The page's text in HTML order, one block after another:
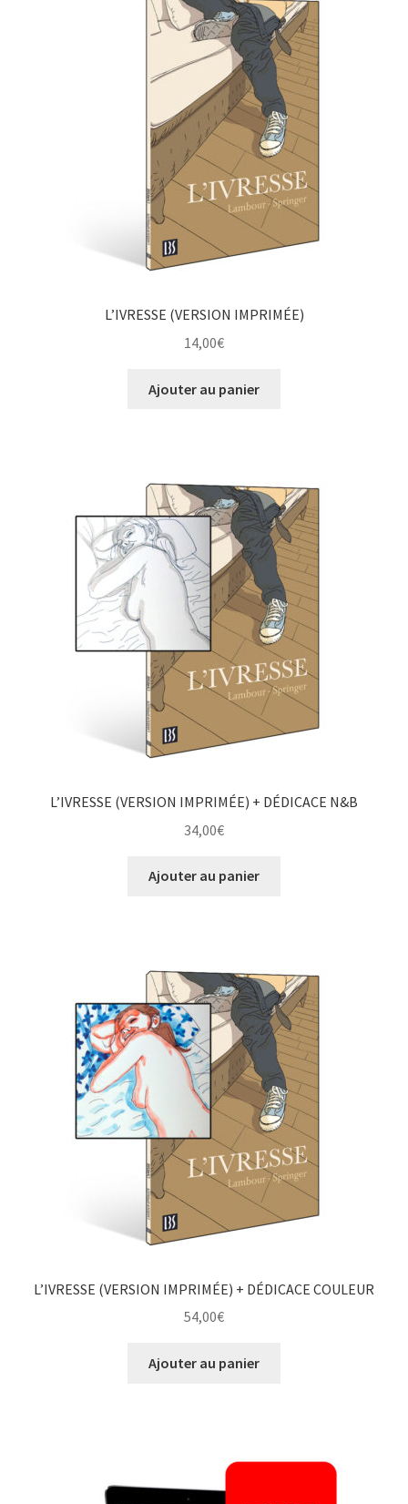
L’IVRESSE (VERSION IMPRIMÉE)
14,00€
Ajouter au panier
L’IVRESSE (VERSION IMPRIMÉE) + DÉDICACE N&B
34,00€
Ajouter au panier
L’IVRESSE (VERSION IMPRIMÉE) + DÉDICACE COULEUR
54,00€
Ajouter au panier